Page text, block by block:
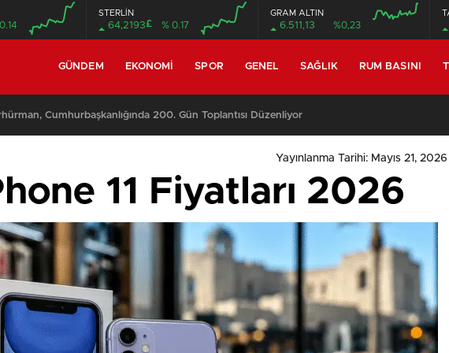
STERLİN
64,2193£ % 0.17
GRAM ALTIN
6.511,13 %0,23
GÜNDEM EKONOMI SPOR GENEL SAĞLIK RUM BASINI
yasama gündemiyle yeniden toplanıyor
Yayınlanma Tarihi: Mayıs 21,
11 Fiyatları 2026